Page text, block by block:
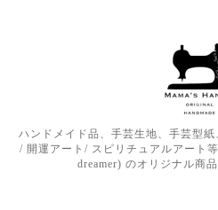
ハンドメイド品、手芸生地、手芸型
/ 開運アート/ スピリチュアルアート
dreamer) のオリジナル商